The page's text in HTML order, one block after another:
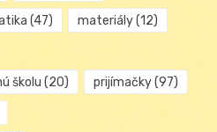
(47) materiály(12)
školu (20) prijímačky(97)